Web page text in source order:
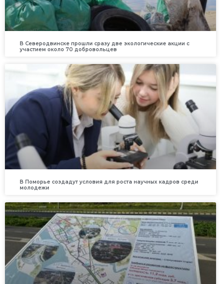
В Северодвинске прошли сразу две экологические акции с
участием около 70 добровольцев
В Поморье создадут условия для роста научных кадров среди
молодежи